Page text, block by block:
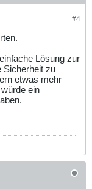
#4
Lösung zur
Sicherheit zu
etwas mehr
ein